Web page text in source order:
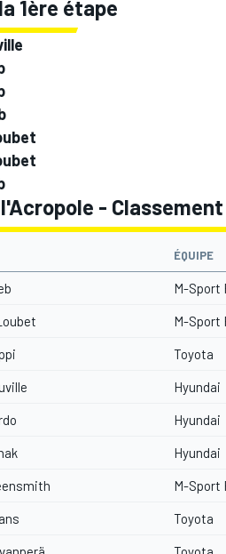
1ère étape
-
ÉQUIPE
M-Sport
M-Sport
Toyota
Hyundai
Hyundai
Hyundai
M-Sport
Toyota